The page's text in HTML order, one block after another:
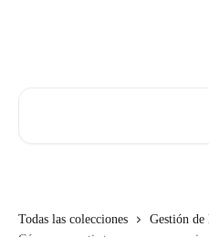
Todas las colecciones
Gestión de